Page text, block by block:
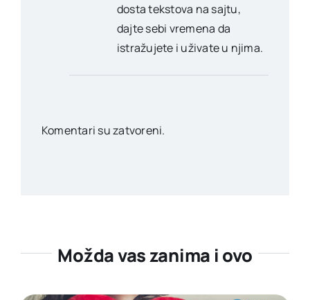
dosta tekstova na sajtu,
dajte sebi vremena da
istražujete i uživate u njima.
Komentari su zatvoreni.
Možda vas zanima i ovo